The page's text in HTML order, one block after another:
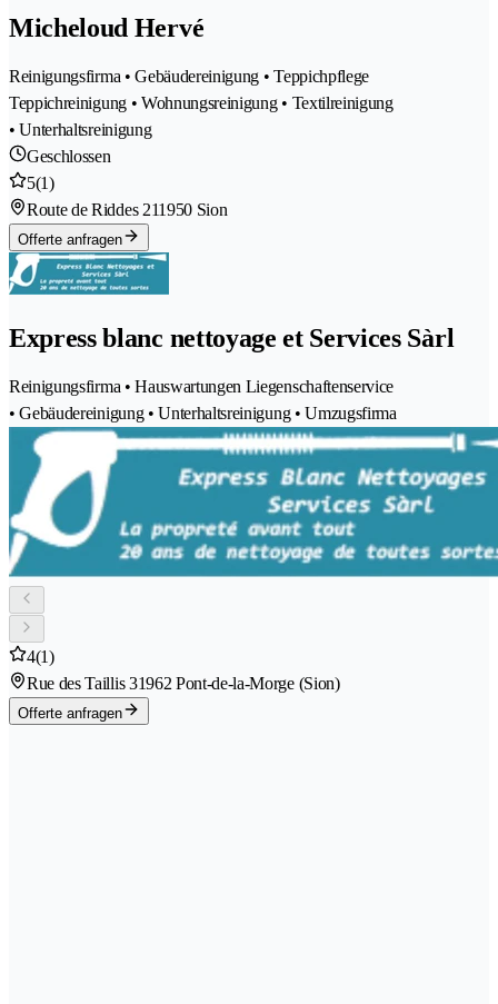
Micheloud Hervé
Reinigungsfirma • Gebäudereinigung • Teppichpflege
Teppichreinigung • Wohnungsreinigung • Textilreinigung
• Unterhaltsreinigung
Geschlossen
5(1)
Route de Riddes 211950 Sion
Offerte anfragen
Express blanc nettoyage et Services Sàrl
Reinigungsfirma • Hauswartungen Liegenschaftenservice
• Gebäudereinigung • Unterhaltsreinigung • Umzugsfirma
4(1)
Rue des Taillis 31962 Pont-de-la-Morge (Sion)
Offerte anfragen